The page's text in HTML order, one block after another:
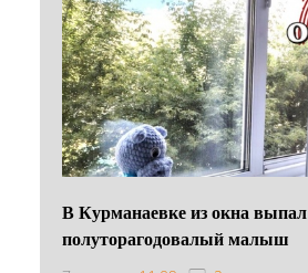
В Курманаевке из окна выпал
полуторагодовалый малыш